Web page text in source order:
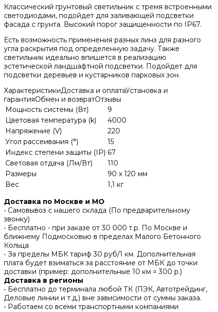
Классический грунтовый светильник с тремя встроенными
светодиодами, подойдет для заливающей подсветки
фасада с грунта. Высокий порог защищенности по IP67.
Есть возможность применения разных линз для разного
угла раскрытия под определенную задачу. Также
светильник идеально впишется в реализацию
эстетической ландшафтной подсветки. Подойдет для
подсветки деревьев и кустарников парковых зон.
ХарактеристикиДоставка и оплатаУстановка и
гарантияОбмен и возвратОтзывы
Мощность системы (Вт)
9
Цветовая температура (k)
4000
Напряжение (V)
220
Угол рассеивания (°)
15
Индекс степени защиты (IP) 67
Световая отдача (Лм/Вт)
110
Размеры
90 x 120 мм
Вес
1,1 кг
Доставка по Москве и МО
• Самовывоз с нашего склада (По предварительному
звонку)
• Бесплатно - при заказе от 30 000 т.р. По Москве и
ближнему Подмосковью в пределах Малого Бетонного
Кольца
• За пределы МБК тариф 30 руб/1 км. Дополнительная
плата будет взиматься за расстояние от МБК до точки
доставки (пример: дополнительные 10 км = 300 р.)
Доставка в регионы
• Бесплатно до терминала любой ТК (ПЭК, Автотрейдинг,
Деловые линии и т.д.) вне зависимости от суммы заказа.
• Работаем со всеми транспортными компаниями